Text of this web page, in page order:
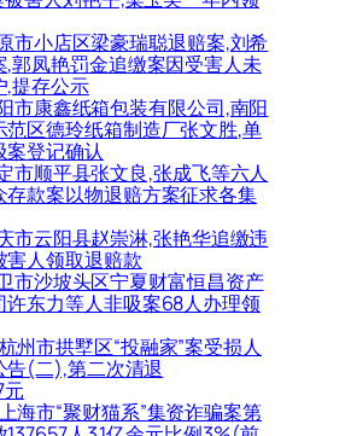
市小店区梁豪瑞聪退赔案,刘希
,郭凤艳罚金追缴案因受害人未
,提存公示
市康鑫纸箱包装有限公司,南阳
范区德玲纸箱制造厂张文胜,单
登记确认
市顺平县张文良,张成飞等六人
存款案以物退赔方案征求各集
市云阳县赵崇淋,张艳华追缴违
害人领取退赔款
市沙坡头区宁夏财富恒昌资产
许东力等人非吸案68人办理领
州市拱墅区“投融家”案受损人
告(二),第二次清退
海市“聚财猫系”集资诈骗案第